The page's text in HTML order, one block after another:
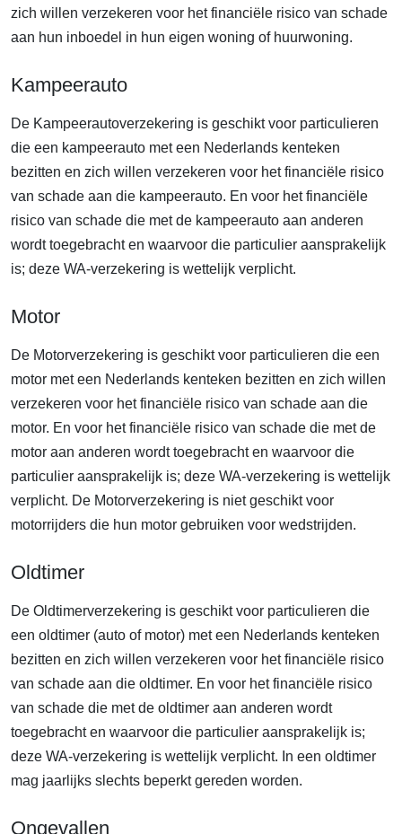
zich willen verzekeren voor het financiële risico van schade
aan hun inboedel in hun eigen woning of huurwoning.
Kampeerauto
De Kampeerautoverzekering is geschikt voor particulieren
die een kampeerauto met een Nederlands kenteken
bezitten en zich willen verzekeren voor het financiële risico
van schade aan die kampeerauto. En voor het financiële
risico van schade die met de kampeerauto aan anderen
wordt toegebracht en waarvoor die particulier aansprakelijk
is; deze WA-verzekering is wettelijk verplicht.
Motor
De Motorverzekering is geschikt voor particulieren die een
motor met een Nederlands kenteken bezitten en zich willen
verzekeren voor het financiële risico van schade aan die
motor. En voor het financiële risico van schade die met de
motor aan anderen wordt toegebracht en waarvoor die
particulier aansprakelijk is; deze WA-verzekering is wettelijk
verplicht. De Motorverzekering is niet geschikt voor
motorrijders die hun motor gebruiken voor wedstrijden.
Oldtimer
De Oldtimerverzekering is geschikt voor particulieren die
een oldtimer (auto of motor) met een Nederlands kenteken
bezitten en zich willen verzekeren voor het financiële risico
van schade aan die oldtimer. En voor het financiële risico
van schade die met de oldtimer aan anderen wordt
toegebracht en waarvoor die particulier aansprakelijk is;
deze WA-verzekering is wettelijk verplicht. In een oldtimer
mag jaarlijks slechts beperkt gereden worden.
Ongevallen